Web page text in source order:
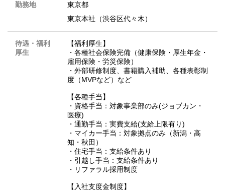
勤務地
東京都
東京本社（渋谷区代々木）
待遇・福利
厚生
【福利厚生】
・各種社会保険完備（健康保険・厚生年金・
雇用保険・労災保険）
・外部研修制度、書籍購入補助、各種表彰制
度（MVPなど）など
【各種手当】
・資格手当：対象事業部のみ(ジョブカン・
医療)
・通勤手当：実費支給(支給上限有り)
・マイカー手当：対象拠点のみ（新潟・高
知・秋田）
・住宅手当：支給条件あり
・引越し手当：支給条件あり
・リファラル採用制度
【入社支度金制度】